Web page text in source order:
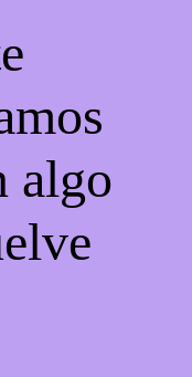
algo